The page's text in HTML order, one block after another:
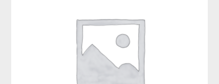
Ο λογαριασμός μου